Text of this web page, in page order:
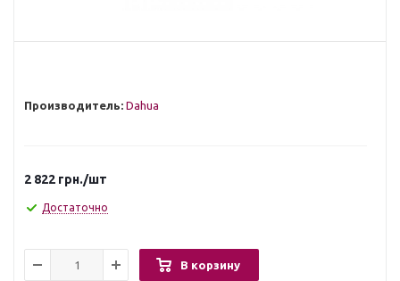
Производитель: Dahua
2 822 грн./шт
Достаточно
В корзину